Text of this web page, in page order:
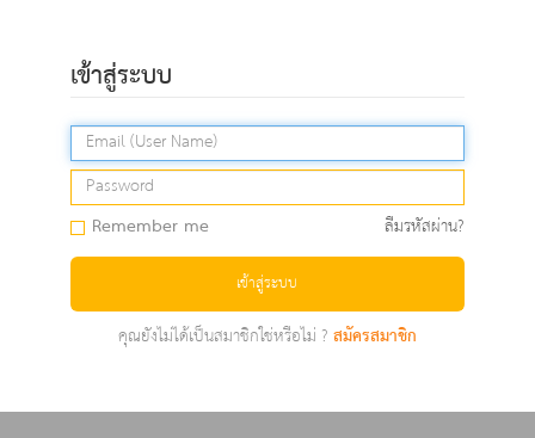
เข้าสู่ระบบ
Remember me ลืมรหัสผ่าน?
เข้าสู่ระบบ
คุณยังไม่ได้เป็นสมาชิกใช่หรือไม่ ?สมัครสมาชิก